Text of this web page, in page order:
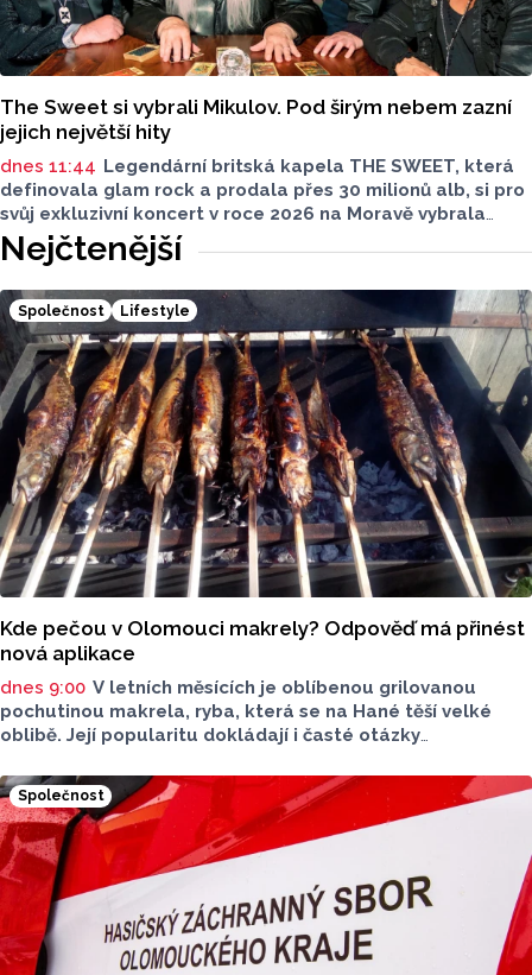
The Sweet si vybrali Mikulov. Pod širým nebem zazní
jejich největší hity
dnes 11:44 Legendární britská kapela THE SWEET, která
definovala glam rock a prodala přes 30 milionů alb, si pro
svůj exkluzivní koncert v roce 2026 na Moravě vybrala
Mikulov. 15. srpna 2026 vystoupí pod širým nebem
v malebném Amfiteátru Mikulov.
Nejčtenější
Společnost Lifestyle
Kde pečou v Olomouci makrely? Odpověď má přinést
nová aplikace
dnes 9:00 V letních měsících je oblíbenou grilovanou
pochutinou makrela, ryba, která se na Hané těší velké
oblibě. Její popularitu dokládají i časté otázky
nebo o víkendu grilovat. Zpřehlednit tyto informace
má nová letní mikroaplikace "Kde pečou makrely?“
Společnost